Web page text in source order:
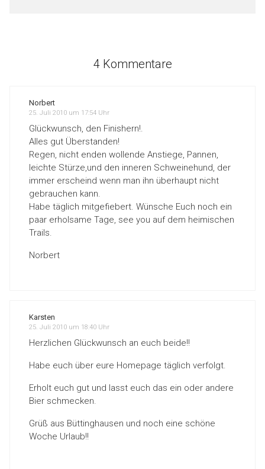
4 Kommentare
Norbert
25. Juli 2010 um 17:54 Uhr
Glückwunsch, den Finishern!.
Alles gut Überstanden!
Regen, nicht enden wollende Anstiege, Pannen,
leichte Stürze,und den inneren Schweinehund, der
immer erscheind wenn man ihn überhaupt nicht
gebrauchen kann.
Habe täglich mitgefiebert. Wünsche Euch noch ein
paar erholsame Tage, see you auf dem heimischen
Trails.
Norbert
Karsten
25. Juli 2010 um 18:40 Uhr
Herzlichen Glückwunsch an euch beide!!
Habe euch über eure Homepage täglich verfolgt.
Erholt euch gut und lasst euch das ein oder andere
Bier schmecken.
Grüß aus Büttinghausen und noch eine schöne
Woche Urlaub!!